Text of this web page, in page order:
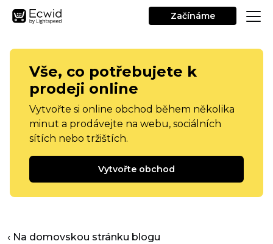
Začínáme
Vše, co potřebujete k
prodeji online
Vytvořte si online obchod během několika
minut a prodávejte na webu, sociálních
sítích nebo tržištích.
Vytvořte obchod
‹ Na domovskou stránku blogu